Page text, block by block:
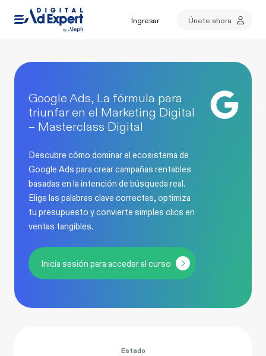
Ingresar Únete ahora
Google Ads, La fórmula para
triunfar en el Marketing Digital
– Masterclass Digital
Descubre cómo dominar el ecosistema de
Google Ads para crear campañas rentables
basadas en la intención de búsqueda real.
Elige las palabras clave correctas, optimiza
tu presupuesto y convierte simples clics en
ventas tangibles.
Inicia sesión para acceder al curso
Estado